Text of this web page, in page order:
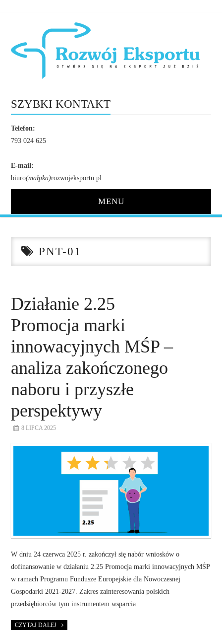
SZYBKI KONTAKT
Telefon:
793 024 625
E-mail:
biuro(małpka)rozwojeksportu.pl
MENU
O NAS
DORADZTWO
PROEXIO
KONTAKT
PNT-01
Działanie 2.25
Promocja marki
innowacyjnych MŚP –
analiza zakończonego
naboru i przyszłe
perspektywy
8 LIPCA 2025
W dniu 24 czerwca 2025 r. zakończył się nabór wniosków o
dofinansowanie w działaniu 2.25 Promocja marki innowacyjnych MŚP
w ramach Programu Fundusze Europejskie dla Nowoczesnej
Gospodarki 2021-2027. Zakres zainteresowania polskich
przedsiębiorców tym instrumentem wsparcia
CZYTAJ DALEJ